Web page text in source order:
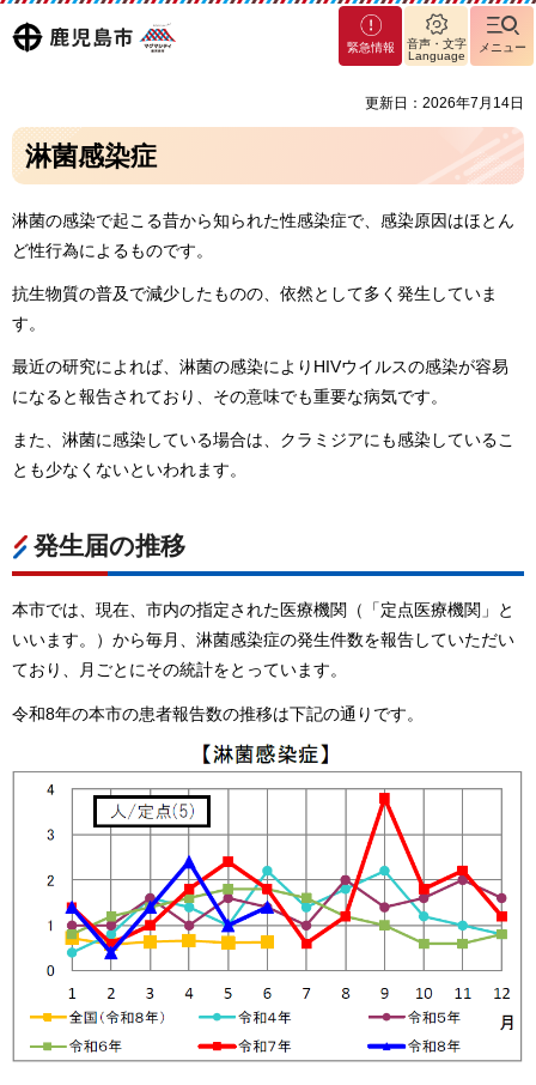
鹿児島
マグ
マシ
島市
緊急情報
音声・文字
Language
メニュー
更新日：2026年7月14日
淋菌感染症
淋菌の感染で起こる昔から知られた性感染症で、感染原因はほとん
ど性行為によるものです。
抗生物質の普及で減少したものの、依然として多く発生していま
す。
最近の研究によれば、淋菌の感染によりHIVウイルスの感染が容易
になると報告されており、その意味でも重要な病気です。
また、淋菌に感染している場合は、クラミジアにも感染しているこ
とも少なくないといわれます。
発生届の推移
本市では、現在、市内の指定された医療機関（「定点医療機関」と
いいます。）から毎月、淋菌感染症の発生件数を報告していただい
ており、月ごとにその統計をとっています。
令和8年の本市の患者報告数の推移は下記の通りです。